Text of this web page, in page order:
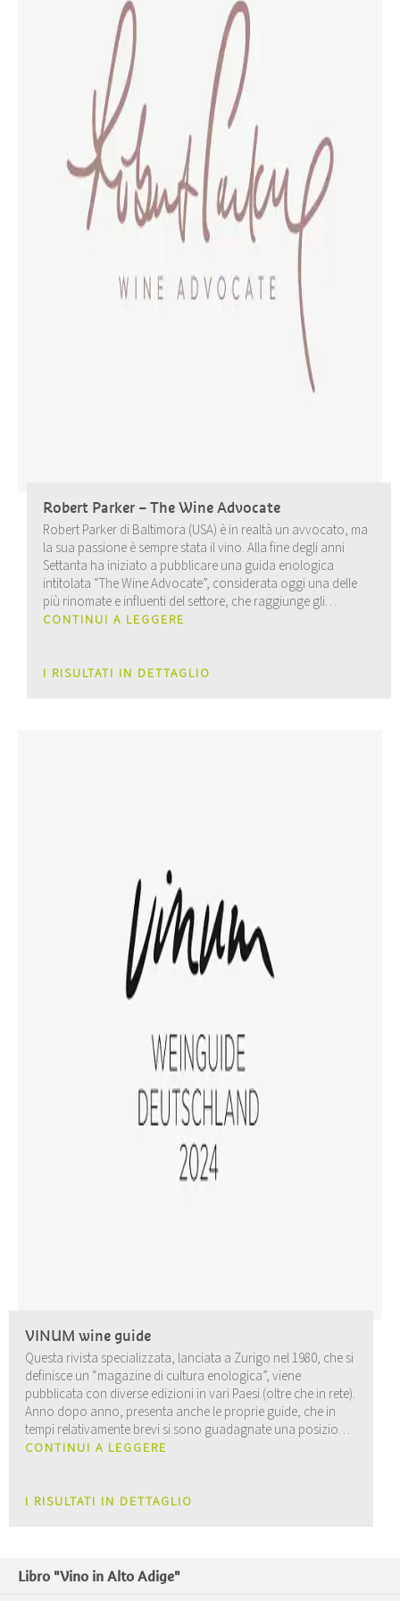
Robert Parker – The Wine Advocate
Robert Parker di Baltimora (USA) è in realtà un avvocato, ma
la sua passione è sempre stata il vino. Alla fine degli anni
Settanta ha iniziato a pubblicare una guida enologica
intitolata “The Wine Advocate”, considerata oggi una delle
più rinomate e influenti del settore, che raggiunge gli
estimatori in più di 40 Paesi in tutto il mondo.
CONTINUI A LEGGERE
I RISULTATI IN DETTAGLIO
VINUM wine guide
Questa rivista specializzata, lanciata a Zurigo nel 1980, che si
definisce un “magazine di cultura enologica”, viene
pubblicata con diverse edizioni in vari Paesi (oltre che in rete).
Anno dopo anno, presenta anche le proprie guide, che in
tempi relativamente brevi si sono guadagnate una posizione
influente, soprattutto nel mondo germanofono.
CONTINUI A LEGGERE
I RISULTATI IN DETTAGLIO
Libro "Vino in Alto Adige"